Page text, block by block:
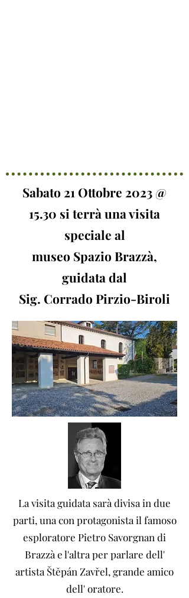
Sabato 21 Ottobre 2023 @
15.30 si terrà una visita
speciale al
museo Spazio Brazzà,
guidata dal
Sig. Corrado Pirzio-Biroli
La visita guidata sarà divisa in due
parti, una con protagonista il famoso
esploratore Pietro Savorgnan di
Brazzà e l'altra per parlare dell'
artista Štěpán Zavřel, grande amico
dell' oratore.